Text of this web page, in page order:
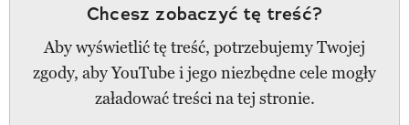
Chcesz zobaczyć tę treść?
Aby wyświetlić tę treść, potrzebujemy Twojej
zgody, aby YouTube i jego niezbędne cele mogły
załadować treści na tej stronie.